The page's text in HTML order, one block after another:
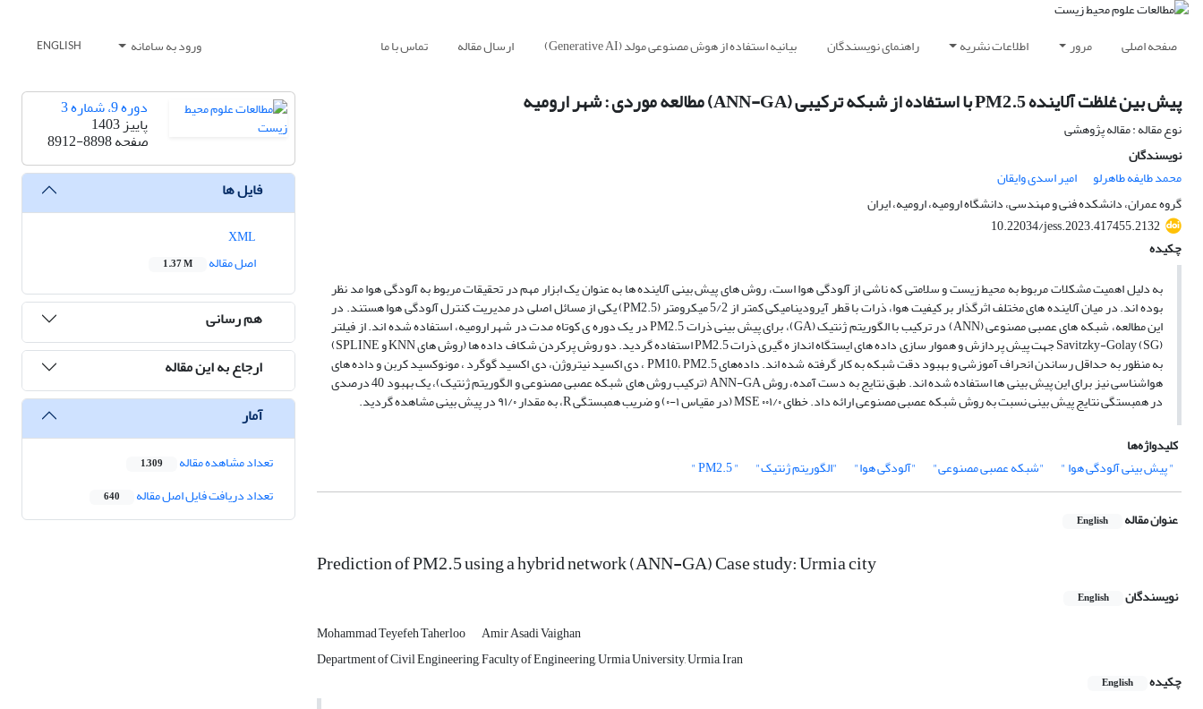
صفحه اصلی مرور اطلاعات نشریه راهنمای نویسندگان بیانیه استفاده از هوش مصنوعی مولد (Generative AI) ارسال مقاله تماس با ما ورود به سامانه ENGLISH
پیش بین غلظت آلاینده PM2.5 با استفاده از شبکه ترکیبی (ANN-GA) مطالعه موردی : شهر ارومیه
نوع مقاله : مقاله پژوهشی
نویسندگان
محمد طایفه طاهرلو
امیر اسدی وایقان
گروه عمران، دانشکده فنی و مهندسی، دانشگاه ارومیه، ارومیه، ایران
10.22034/jess.2023.417455.2132
چکیده
به دلیل اهمیت مشکلات مربوط به محیط زیست و سلامتی که ناشی از آلودگی هوا است، روش های پیش بینی آلاینده ها به عنوان یک ابزار مهم در تحقیقات مربوط به آلودگی هوا مد نظر
بوده اند. در میان آلاینده های مختلف اثرگذار بر کیفیت هوا، ذرات با قطر آیرودینامیکی کمتر از 5/2 میکرومتر (PM2.5) یکی از مسائل اصلی در مدیریت کنترل آلودگی هوا هستند. در
این مطالعه، شبکه های عصبی مصنوعی (ANN) در ترکیب با الگوریتم ژنتیک (GA)، برای پیش بینی ذرات PM2.5 در یک دوره ی کوتاه مدت در شهر ارومیه، استفاده شده اند. از فیلتر
Savitzky-Golay (SG) جهت پیش پردازش و هموار سازی داده های ایستگاه انداز ه گیری ذرات PM2.5 استفاده گردید. دو روش پرکردن شکاف داده ها (روش های KNN و SPLINE)
به منظور به حداقل رساندن انحراف آموزشی و بهبود دقت شبکه به کار گرفته شده اند. داده‌های PM10، PM2.5 ، دی اکسید نیتروژن، دی اکسید گوگرد ، مونوکسید کربن و داده های
هواشناسی نیز برای این پیش بینی ها استفاده شده اند. طبق نتایج به دست آمده، روش ANN-GA (ترکیب روش های شبکه عصبی مصنوعی و الگوریتم ژنتیک)، یک بهبود 40 درصدی
در همبستگی نتایج پیش بینی نسبت به روش شبکه عصبی مصنوعی ارائه داد. خطای MSE ۰۰۱/۰ (در مقیاس ۱-۰) و ضریب همبستگی R، به مقدار ۹۱/۰ در پیش بینی مشاهده گردید.
کلیدواژه‌ها
" پیش بینی آلودگی هوا "
"شبکه عصبی مصنوعی" "آلودگی هوا" "الگوریتم ژنتیک" " PM2.5 "
عنوان مقاله English
Prediction of PM2.5 using a hybrid network (ANN-GA) Case study: Urmia city
نویسندگان English
Mohammad Teyefeh Taherloo
Amir Asadi Vaighan
Department of Civil Engineering, Faculty of Engineering, Urmia University, Urmia, Iran
چکیده
English
دوره 9، شماره 3
پاییز 1403
صفحه8912-8898
فایل ها
اصل مقاله
1.37 M
هم رسانی
ارجاع به این مقاله
آمار
تعداد مشاهده مقاله 1,309
تعداد دریافت فایل اصل مقاله 640